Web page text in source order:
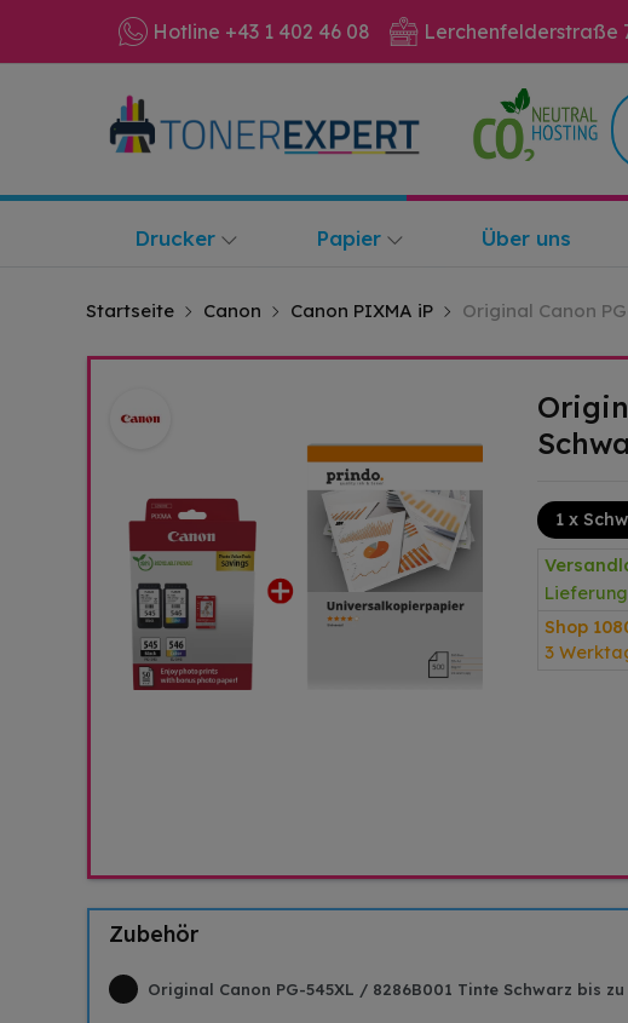
Hotline +43 1 402 46 08 Lerchenfelderstraße
Drucker Papier Über uns
Startseite Canon Canon PIXMA iP Original Canon
1 x
Shop
3
Zubehör
Original Canon PG-545XL / 8286B001 Tinte Schwarz bis